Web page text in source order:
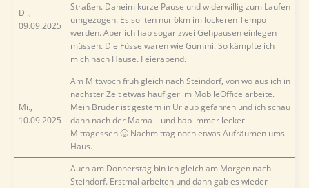
Di.,
09.09.2025
Straßen. Daheim kurze Pause und widerwillig zum Laufen
umgezogen. Es sollten nur 6km im lockeren Tempo
werden. Aber ich hab sogar zwei Gehpausen einlegen
müssen. Die Füsse waren wie Gummi. So kämpfte ich
mich nach Hause. Feierabend.
Mi.,
10.09.2025
Am Mittwoch früh gleich nach Steindorf, von wo aus ich in
nächster Zeit etwas häufiger im MobileOffice arbeite.
Mein Bruder ist gestern in Urlaub gefahren und ich schau
dann nach der Mama – und hab immer lecker
Mittagessen 🙂 Nachmittag noch etwas Aufräumen ums
Haus.
Auch am Donnerstag bin ich gleich am Morgen nach
Steindorf. Erstmal arbeiten und dann gab es wieder